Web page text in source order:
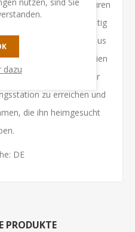
außerirdischen Kreaturen
während Sie gleichzeitig
Im Kampagnenmodus
verbundene Szenarien
den Lastwagen auf der
zu erreichen und
die ihn heimgesucht
DE
PRODUKTE
dazu